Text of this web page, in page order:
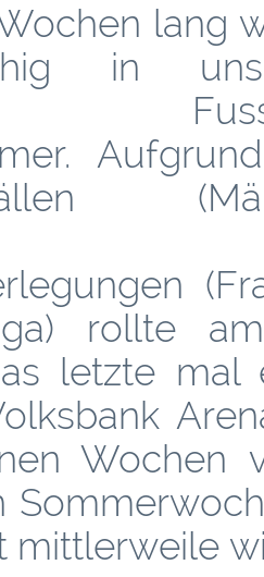
lang
in
rollte
letzte mal
mittlerweile